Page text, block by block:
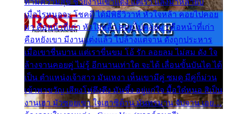
เมื่อไรหนอจะ โชคดี ได้มีพิธีวิวาห์ หัวใจหล้า คอยไปคอย
มา คือหน้าที่เก่า หัวใจหล้า คอยไปคอยมา คือหน้าที่เก่า
คือหยังเขา มีงานแต่งแล้ว ไปล้างแต่จาน ดั่งถูกประหาร
เมื่อเขาชื่นบาน แต่เราขื่นขม โอ้ รัก ลอยลม ไม่สม ดัง ใจ
ล้างจานคอยคู่ ไม่รู้ อีกนานเท่าใด จะได้ เลื่อนขั้นบันได ได้
เป็น ตำแหน่งเจ้าสาว มันเหงา เห็นเขามีคู่ ซมดู มีคู่ก็ม่วน
เข้าพาขวัญ เสียงโห่ตึงตึง มันซึ้ง อยู่แก่ใจ มื้อใด๋หนอ สิเป็น
งานเฮา มัวซอยเขา ใจเฮาซิด้าน มันทรมาน จับจาน เอย…